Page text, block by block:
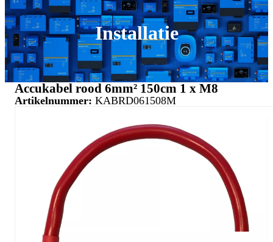
Installatie
Accukabel rood 6mm² 150cm 1 x M8
Artikelnummer: KABRD061508M